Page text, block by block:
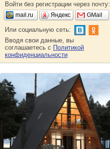
Войти без регистрации через почту:
mail.ru Яндекс GMail
Или социальную сеть:
Вводя свои данные, вы
соглашаетесь с Политикой
конфиденциальности